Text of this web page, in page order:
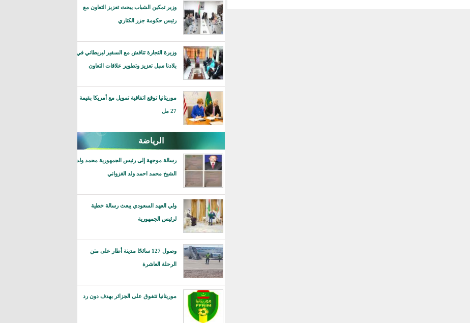
وزير تمكين الشباب يبحث تعزيز التعاون مع
رئيس حكومة جزر الكناري
وزيرة التجارة تناقش مع السفير لبريطاني في
بلادنا سبل تعزيز وتطوير علاقات التعاون
موريتانيا توقع اتفاقية تمويل مع أمريكا بقيمة
27 مل
الرياضة
رسالة موجهة إلى رئيس الجمهورية محمد ولد
الشيخ محمد احمد ولد الغزواني
ولي العهد السعودي يبعث رسالة خطية
لرئيس الجمهورية
وصول 127 سائحًا مدينة أطار على متن
الرحلة العاشرة
موريتانيا تتفوق على الجزائر بهدف دون رد